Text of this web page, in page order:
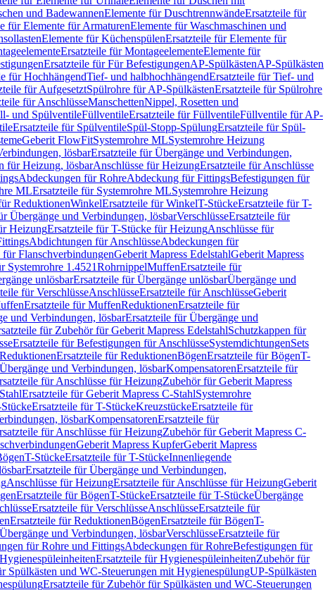
und BadewannenElemente für DuschtrennwändeErsatzteile für
für Elemente für ArmaturenElemente für Waschmaschinen und
Elemente für KüchenspülenErsatzteile für Elemente für
Ersatzteile für MontageelementeElemente für
Ersatzteile für Für BefestigungenAP-SpülkästenAP-Spülkästen
für HochhängendTief- und halbhochhängendErsatzteile für Tief- und
für AufgesetztSpülrohre für AP-SpülkästenErsatzteile für Spülrohre
für AnschlüsseManschettenNippel, Rosetten und
und SpülventileFüllventileErsatzteile für FüllventileFüllventile für AP-
Ersatzteile für SpülventileSpül-Stopp-SpülungErsatzteile für Spül-
Geberit FlowFitSystemrohre MLSystemrohre Heizung
lösbarErsatzteile für Übergänge und Verbindungen,
für Heizung, lösbarAnschlüsse für HeizungErsatzteile für Anschlüsse
Abdeckungen für RohreAbdeckung für FittingsBefestigungen für
MLErsatzteile für Systemrohre MLSystemrohre Heizung
ReduktionenWinkelErsatzteile für WinkelT-StückeErsatzteile für T-
Übergänge und Verbindungen, lösbarVerschlüsseErsatzteile für
HeizungErsatzteile für T-Stücke für HeizungAnschlüsse für
Abdichtungen für AnschlüsseAbdeckungen für
für FlanschverbindungenGeberit Mapress EdelstahlGeberit Mapress
Systemrohre 1.4521RohrnippelMuffenErsatzteile für
unlösbarErsatzteile für Übergänge unlösbarÜbergänge und
für VerschlüsseAnschlüsseErsatzteile für AnschlüsseGeberit
Ersatzteile für MuffenReduktionenErsatzteile für
und Verbindungen, lösbarErsatzteile für Übergänge und
für Zubehör für Geberit Mapress EdelstahlSchutzkappen für
Ersatzteile für Befestigungen für AnschlüsseSystemdichtungenSets
ReduktionenErsatzteile für ReduktionenBögenErsatzteile für BögenT-
und Verbindungen, lösbarKompensatorenErsatzteile für
für Anschlüsse für HeizungZubehör für Geberit Mapress
Ersatzteile für Geberit Mapress C-StahlSystemrohre
Ersatzteile für T-StückeKreuzstückeErsatzteile für
lösbarKompensatorenErsatzteile für
für Anschlüsse für HeizungZubehör für Geberit Mapress C-
Geberit Mapress KupferGeberit Mapress
T-StückeErsatzteile für T-StückeInnenliegende
Ersatzteile für Übergänge und Verbindungen,
Anschlüsse für HeizungErsatzteile für Anschlüsse für HeizungGeberit
Ersatzteile für BögenT-StückeErsatzteile für T-StückeÜbergänge
Ersatzteile für VerschlüsseAnschlüsseErsatzteile für
Ersatzteile für ReduktionenBögenErsatzteile für BögenT-
und Verbindungen, lösbarVerschlüsseErsatzteile für
für Rohre und FittingsAbdeckungen für RohreBefestigungen für
HygienespüleinheitenErsatzteile für HygienespüleinheitenZubehör für
Spülkästen und WC-Steuerungen mit HygienespülungUP-Spülkästen
Ersatzteile für Zubehör für Spülkästen und WC-Steuerungen